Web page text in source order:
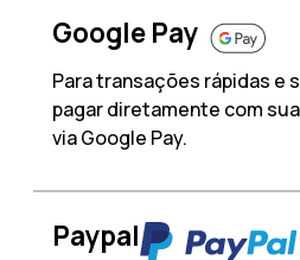
Google Pay
Para transações rápidas e
pagar diretamente com
via Google Pay.
Paypal